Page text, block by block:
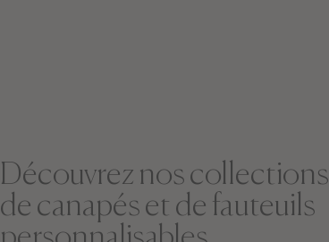
Découvrez nos collections
de canapés et de fauteuils